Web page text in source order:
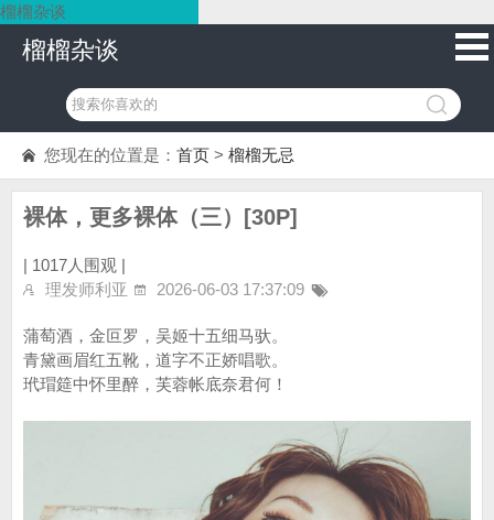
榴榴杂谈
榴榴杂谈
您现在的位置是： 首页 > 榴榴无忌
裸体，更多裸体（三）[30P]
| 1017人围观 |
理发师利亚
2026-06-03 17:37:09
蒲萄酒，金叵罗，吴姬十五细马驮。
青黛画眉红五靴，道字不正娇唱歌。
玳瑁筵中怀里醉，芙蓉帐底奈君何！